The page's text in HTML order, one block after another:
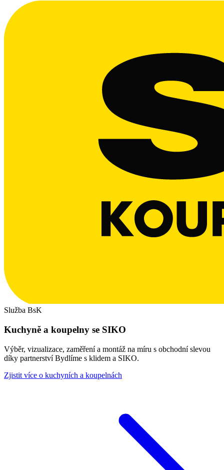
Služba BsK
Kuchyně a koupelny se SIKO
Výběr, vizualizace, zaměření a montáž na míru s obchodní slevou
díky partnerství Bydlíme s klidem a SIKO.
Zjistit více o kuchyních a koupelnách